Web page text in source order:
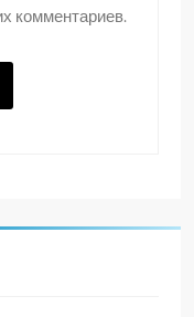
комментариев.